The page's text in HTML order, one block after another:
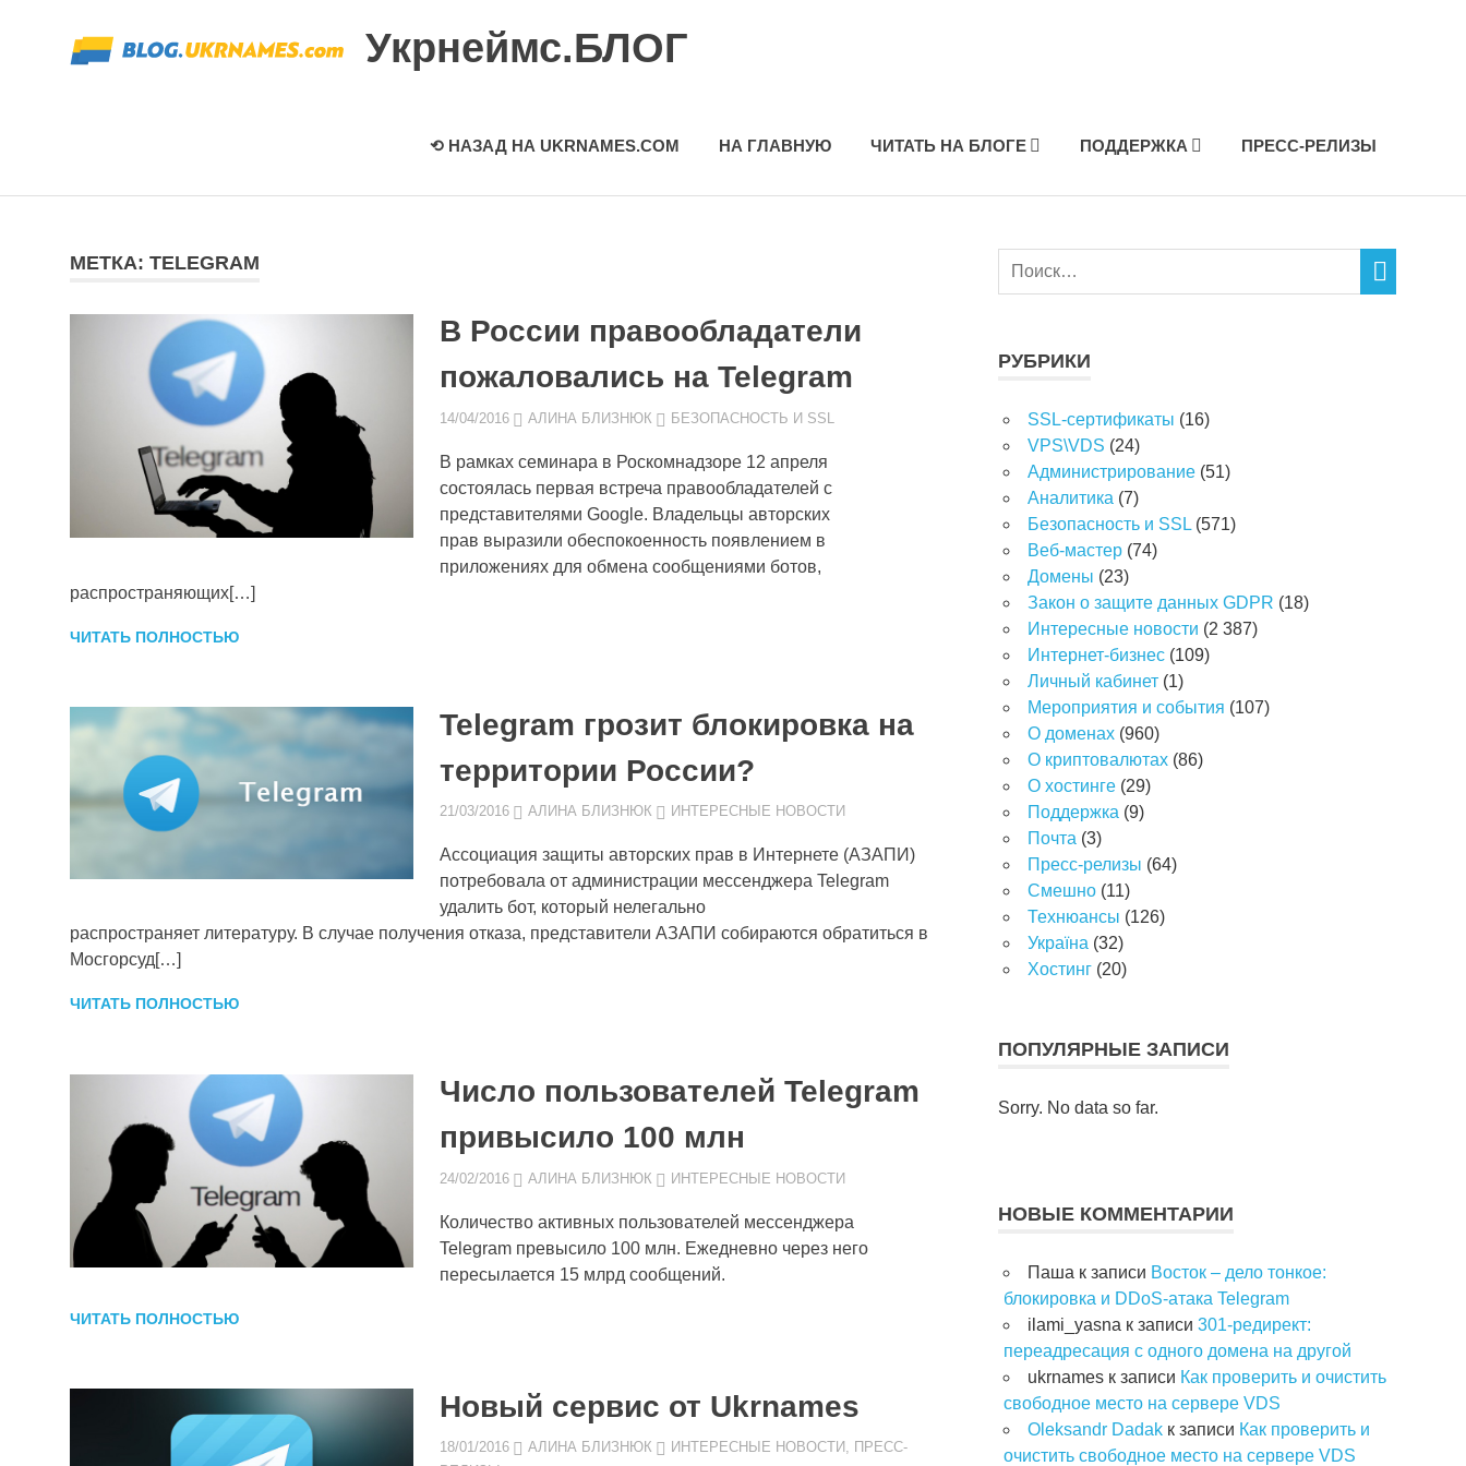
содержимому
Укрнеймс.БЛОГ
⟲ НАЗАД НА UKRNAMES.COM НА ГЛАВНУЮ ЧИТАТЬ НА БЛОГЕ ПОДДЕРЖКА ПРЕСС-РЕЛИЗЫ
МЕТКА: TELEGRAM
В России правообладатели
пожаловались на Telegram
14/04/2016 АЛИНА БЛИЗНЮК БЕЗОПАСНОСТЬ И SSL
В рамках семинара в Роскомнадзоре 12 апреля
состоялась первая встреча правообладателей с
представителями Google. Владельцы авторских
прав выразили обеспокоенность появлением в
приложениях для обмена сообщениями ботов,
распространяющих[…]
ЧИТАТЬ ПОЛНОСТЬЮ
Telegram грозит блокировка на
территории России?
21/03/2016 АЛИНА БЛИЗНЮК ИНТЕРЕСНЫЕ НОВОСТИ
Ассоциация защиты авторских прав в Интернете (АЗАПИ)
потребовала от администрации мессенджера Telegram
удалить бот, который нелегально
распространяет литературу. В случае получения отказа, представители АЗАПИ собираются обратиться в
Мосгорсуд[…]
ЧИТАТЬ ПОЛНОСТЬЮ
Число пользователей Telegram
привысило 100 млн
24/02/2016 АЛИНА БЛИЗНЮК ИНТЕРЕСНЫЕ НОВОСТИ
Количество активных пользователей мессенджера
Telegram превысило 100 млн. Ежедневно через него
пересылается 15 млрд сообщений.
ЧИТАТЬ ПОЛНОСТЬЮ
Новый сервис от Ukrnames
18/01/2016 АЛИНА БЛИЗНЮК ИНТЕРЕСНЫЕ НОВОСТИ , ПРЕСС-
РУБРИКИ
SSL-сертификаты (16)
VPS\VDS (24)
Администрирование (51)
Аналитика (7)
Безопасность и SSL (571)
Веб-мастер (74)
Домены (23)
Закон о защите данных GDPR (18)
Интересные новости (2 387)
Интернет-бизнес (109)
Личный кабинет (1)
Мероприятия и события (107)
О доменах (960)
О криптовалютах (86)
О хостинге (29)
Поддержка (9)
Почта (3)
Пресс-релизы (64)
Смешно (11)
Технюансы (126)
Україна (32)
Хостинг (20)
ПОПУЛЯРНЫЕ ЗАПИСИ
Sorry. No data so far.
НОВЫЕ КОММЕНТАРИИ
Паша к записи Восток – дело тонкое:
блокировка и DDoS-атака Telegram
ilami_yasna к записи 301-редирект:
переадресация с одного домена на другой
ukrnames к записи Как проверить и очистить
свободное место на сервере VDS
Oleksandr Dadak к записи Как проверить и
очистить свободное место на сервере VDS